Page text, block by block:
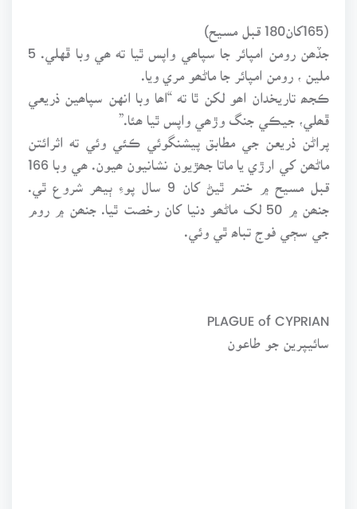
(165کان180 قبل مسيح)
جڏھن رومن امپائر جا سپاھي واپس ٿيا ته ھي وبا ڦهلي. 5
ملين ، رومن امپائر جا ماڻھو مري ويا.
ڪجھ تاريخدان اھو لکن ٿا ته “اھا وبا انهن سپاھين ذريعي
ڦھلي، جيڪي جنگ وڙھي واپس ٿيا ھئا.”
پراڻن ذريعن جي مطابق پيشنگوئي ڪئي وئي ته اثرائتن
ماڻھن کي ارڙي يا ماتا جھڙيون نشانيون ھيون. ھي وبا 166
قبل مسيح ۾ ختم ٿيڻ کان 9 سال پوءِ ٻيھر شروع ٿي.
جنھن ۾ 50 لک ماڻھو دنيا کان رخصت ٿيا. جنھن ۾ روم
جي سڄي فوج تباھ ٿي وئي.
PLAGUE of CYPRIAN
سائيپرين جو طاعون